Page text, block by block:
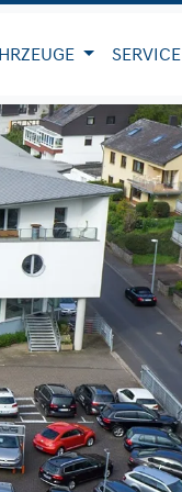
SERVICE